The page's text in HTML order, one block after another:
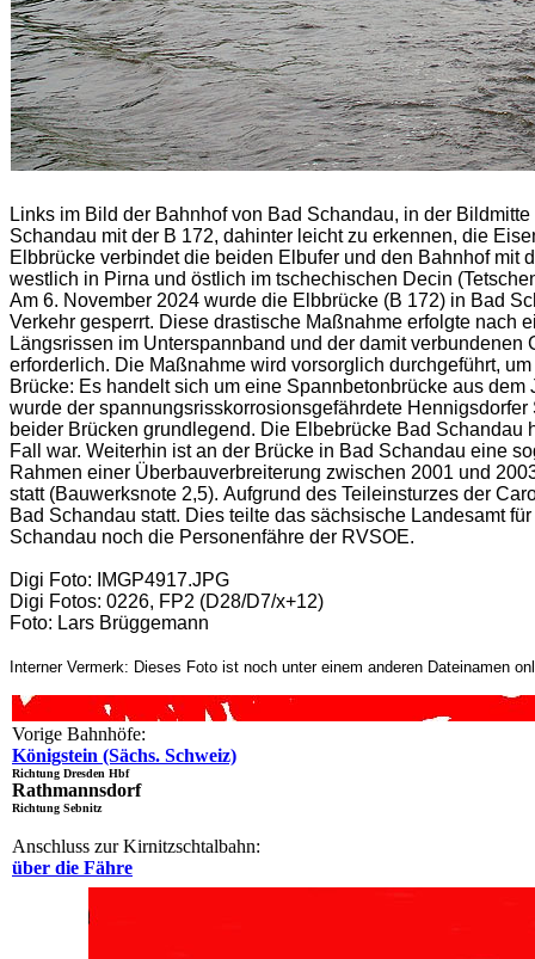
Links im Bild der Bahnhof von Bad Schandau, in der
Schandau mit der B 172, dahinter leicht zu erkennen, die
Elbbrücke verbindet die beiden Elbufer und den Bahnhof
westlich in Pirna und östlich im tschechischen Decin
Am 6. November 2024 wurde die Elbbrücke (B 172) in Bad
Verkehr gesperrt. Diese drastische Maßnahme erfolgte nach
Längsrissen im Unterspannband und der damit
erforderlich. Die Maßnahme wird vorsorglich durchgeführt,
Brücke: Es handelt sich um eine Spannbetonbrücke aus
wurde der spannungsrisskorrosionsgefährdete
beider Brücken grundlegend. Die Elbebrücke Bad
Fall war. Weiterhin ist an der Brücke in Bad Schandau eine
Rahmen einer Überbauverbreiterung zwischen 2001 und
statt (Bauwerksnote 2,5). Aufgrund des Teileinsturzes der
Bad Schandau statt. Dies teilte das sächsische Landesamt
Schandau noch die Personenfähre der RVSOE.
Digi Foto: IMGP4917.JPG
Digi Fotos: 0226, FP2 (D28/D7/x+12)
Foto: Lars Brüggemann
Interner Vermerk: Dieses Foto ist noch unter einem anderen Dateinamen
Vorige Bahnhöfe:
Königstein (Sächs. Schweiz)
Richtung Dresden Hbf
Rathmannsdorf
Richtung Sebnitz
Anschluss zur Kirnitzschtalbahn:
über die Fähre